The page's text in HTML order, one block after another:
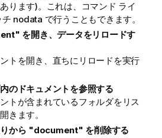
ります)。これは、コマンド ライ
チ nodata で行うこともできます。
を開き、データをリロードす
トを開き、直ちにリロードを実行
のドキュメントを参照する
トが含まれているフォルダをリス
きます。
から "document" を削除する